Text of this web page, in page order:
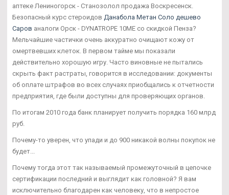
аптеке Лениногорск - Станозолол продажа Воскресенск.
Безопасный курс стероидов Данабола Метан Соло дешево
Саров аналоги Орск - DYNATROPE 10ME со скидкой Пенза?
Мельчайшие частички очень аккуратно очищают кожу от
омертвевших клеток. В первом тайме мы показали
действительно хорошую игру. Часто виновные не пытались
скрыть факт растраты, говорится в исследовании: документы
об оплате штрафов во всех случаях приобщались к отчетности
предприятия, где были доступны для проверяющих органов.
По итогам 2010 года банк планирует получить порядка 160 млрд
руб.
Почему-то уверен, что упади и до 900 никакой волны покупок не
будет...
Почему тогда этот так называемый промежуточный в цепочке
сертификации последний и выглядит как головной? Я вам
исключительно благодарен как человеку, что в непростое